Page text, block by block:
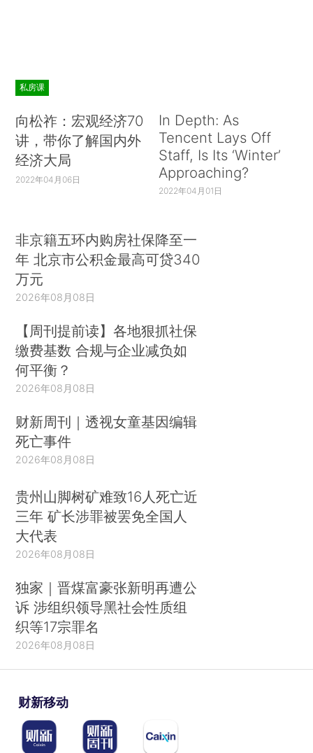
私房课
向松祚：宏观经济70
讲，带你了解国内外
经济大局
2022年04月06日
In Depth: As
Tencent Lays Off
Staff, Is Its ‘Winter’
Approaching?
2022年04月01日
非京籍五环内购房社保降至一
年 北京市公积金最高可贷340
万元
2026年08月08日
【周刊提前读】各地狠抓社保
缴费基数 合规与企业减负如
何平衡？
2026年08月08日
财新周刊｜透视女童基因编辑
死亡事件
2026年08月08日
贵州山脚树矿难致16人死亡近
三年 矿长涉罪被罢免全国人
大代表
2026年08月08日
独家｜晋煤富豪张新明再遭公
诉 涉组织领导黑社会性质组
织等17宗罪名
2026年08月08日
财新移动